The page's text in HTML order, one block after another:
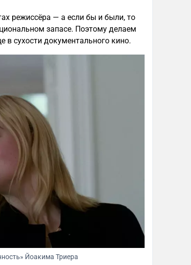
режиссёра — а если бы и были, то
запасе. Поэтому делаем
в сухости документального кино.
Йоакима Триера